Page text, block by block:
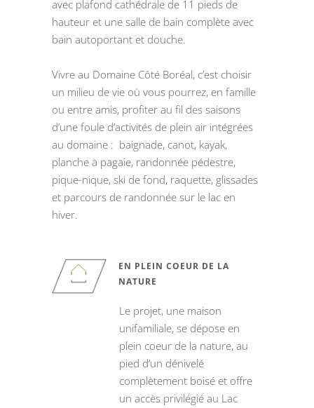
avec plafond cathédrale de 11 pieds de
hauteur et une salle de bain complète avec
bain autoportant et douche.
Vivre au Domaine Côté Boréal, c’est choisir
un milieu de vie où vous pourrez, en famille
ou entre amis, profiter au fil des saisons
d’une foule d’activités de plein air intégrées
au domaine : baignade, canot, kayak,
planche à pagaie, randonnée pédestre,
pique-nique, ski de fond, raquette, glissades
et parcours de randonnée sur le lac en
hiver.
EN PLEIN COEUR DE LA
NATURE
Le projet, une maison
unifamiliale, se dépose en
plein coeur de la nature, au
pied d’un dénivelé
complètement boisé et offre
un accès privilégié au Lac